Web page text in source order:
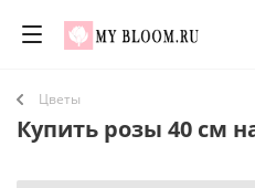
Цветы
Купить розы 40 см